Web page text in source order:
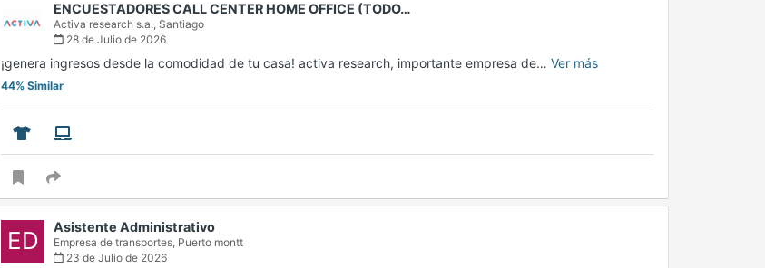
ENCUESTADORES CALL CENTER HOME OFFICE (TODO…
Activa research s.a., Santiago
28 de Julio de 2026
¡genera ingresos desde la comodidad de tu casa! activa research, importante empresa de… Ver más
44% Similar
ED Asistente Administrativo
Empresa de transportes, Puerto montt
23 de Julio de 2026